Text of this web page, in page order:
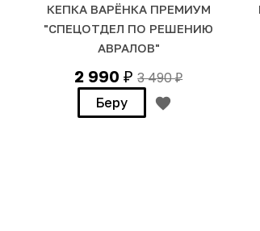
КЕПКА ВАРЁНКА ПРЕМИУМ
"СПЕЦОТДЕЛ ПО РЕШЕНИЮ
АВРАЛОВ"
2 990₽ 3 490₽
Беру